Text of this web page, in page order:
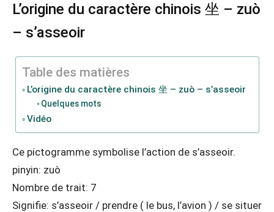
L’origine du caractère chinois 坐 – zuò
– s’asseoir
Table des matières
L’origine du caractère chinois 坐 – zuò – s’asseoir
Quelques mots
Vidéo
Ce pictogramme symbolise l’action de s’asseoir.
pinyin: zuò
Nombre de trait: 7
Signifie: s’asseoir / prendre ( le bus, l’avion ) / se situer